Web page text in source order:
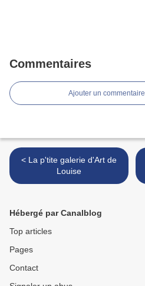
Commentaires
Ajouter un commentaire
< La p'tite galerie d'Art de
Louise
Hébergé par Canalblog
Top articles
Pages
Contact